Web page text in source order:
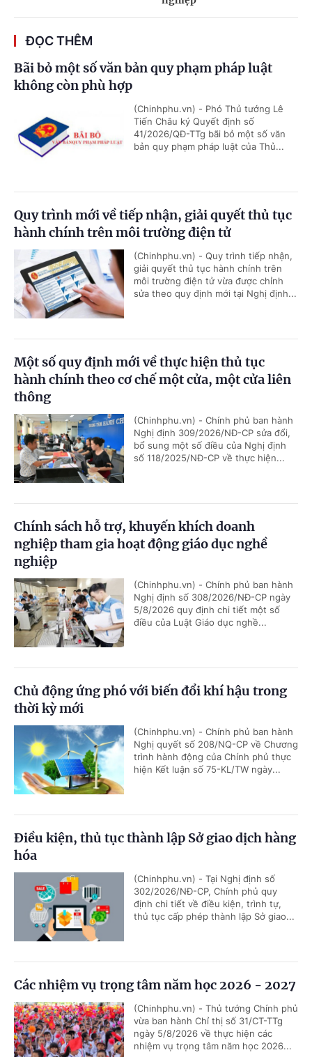
ĐỌC THÊM
Bãi bỏ một số văn bản quy phạm pháp luật
không còn phù hợp
(Chinhphu.vn) - Phó Thủ tướng Lê
Tiến Châu ký Quyết định số
41/2026/QĐ-TTg bãi bỏ một số văn
bản quy phạm pháp luật của Thủ...
Quy trình mới về tiếp nhận, giải quyết thủ tục
hành chính trên môi trường điện tử
(Chinhphu.vn) - Quy trình tiếp nhận,
giải quyết thủ tục hành chính trên
môi trường điện tử vừa được chỉnh
sửa theo quy định mới tại Nghị định...
Một số quy định mới về thực hiện thủ tục
hành chính theo cơ chế một cửa, một cửa liên
thông
(Chinhphu.vn) - Chính phủ ban hành
Nghị định 309/2026/NĐ-CP sửa đổi,
bổ sung một số điều của Nghị định
số 118/2025/NĐ-CP về thực hiện...
Chính sách hỗ trợ, khuyến khích doanh
nghiệp tham gia hoạt động giáo dục nghề
nghiệp
(Chinhphu.vn) - Chính phủ ban hành
Nghị định số 308/2026/NĐ-CP ngày
5/8/2026 quy định chi tiết một số
điều của Luật Giáo dục nghề...
Chủ động ứng phó với biến đổi khí hậu trong
thời kỳ mới
(Chinhphu.vn) - Chính phủ ban hành
Nghị quyết số 208/NQ-CP về Chương
trình hành động của Chính phủ thực
hiện Kết luận số 75-KL/TW ngày...
Điều kiện, thủ tục thành lập Sở giao dịch hàng
hóa
(Chinhphu.vn) - Tại Nghị định số
302/2026/NĐ-CP, Chính phủ quy
định chi tiết về điều kiện, trình tự,
thủ tục cấp phép thành lập Sở giao...
Các nhiệm vụ trọng tâm năm học 2026 - 2027
(Chinhphu.vn) - Thủ tướng Chính phủ
vừa ban hành Chỉ thị số 31/CT-TTg
ngày 5/8/2026 về thực hiện các
nhiệm vụ trọng tâm năm học 2026...